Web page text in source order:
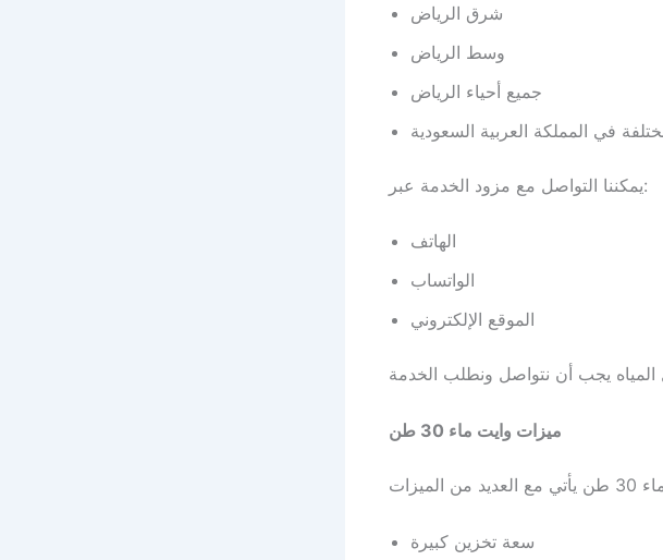
شرق الرياض
وسط الرياض
جميع أحياء الرياض
في المملكة العربية السعودية
يمكننا التواصل مع مزود الخدمة عبر:
الهاتف
الواتساب
الموقع الإلكتروني
ميزات وايت ماء 30 طن
سعة تخزين كبيرة